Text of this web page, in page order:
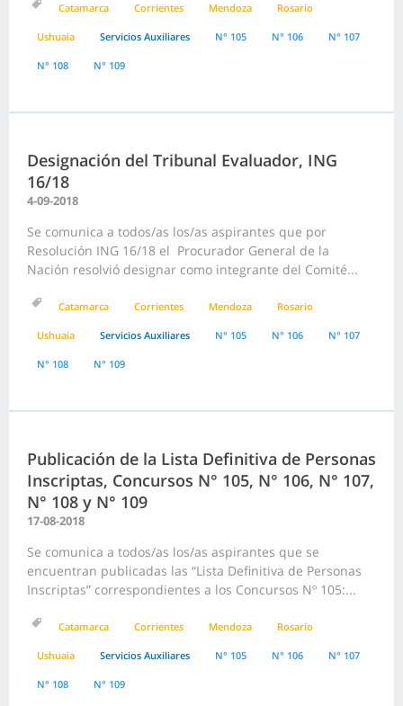
Catamarca Corrientes Mendoza Rosario
Ushuaia Servicios Auxiliares N° 105 N° 106 N° 107
N° 108 N° 109
Designación del Tribunal Evaluador, ING
16/18
4-09-2018
Se comunica a todos/as los/as aspirantes que por
Resolución ING 16/18 el Procurador General de la
Nación resolvió designar como integrante del Comité...
Catamarca Corrientes Mendoza Rosario
Ushuaia Servicios Auxiliares N° 105 N° 106 N° 107
N° 108 N° 109
Publicación de la Lista Definitiva de Personas
Inscriptas, Concursos N° 105, N° 106, N° 107,
N° 108 y N° 109
17-08-2018
Se comunica a todos/as los/as aspirantes que se
encuentran publicadas las “Lista Definitiva de Personas
Inscriptas” correspondientes a los Concursos Nº 105:...
Catamarca Corrientes Mendoza Rosario
Ushuaia Servicios Auxiliares N° 105 N° 106 N° 107
N° 108 N° 109